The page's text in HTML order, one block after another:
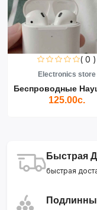
( 0 )
Electronics store
125.00с.
Быстрая
быстрая